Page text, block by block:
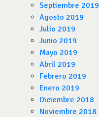
Septiembre 2019
Agosto 2019
Julio 2019
Junio 2019
Mayo 2019
Abril 2019
Febrero 2019
Enero 2019
Diciembre 2018
Noviembre 2018